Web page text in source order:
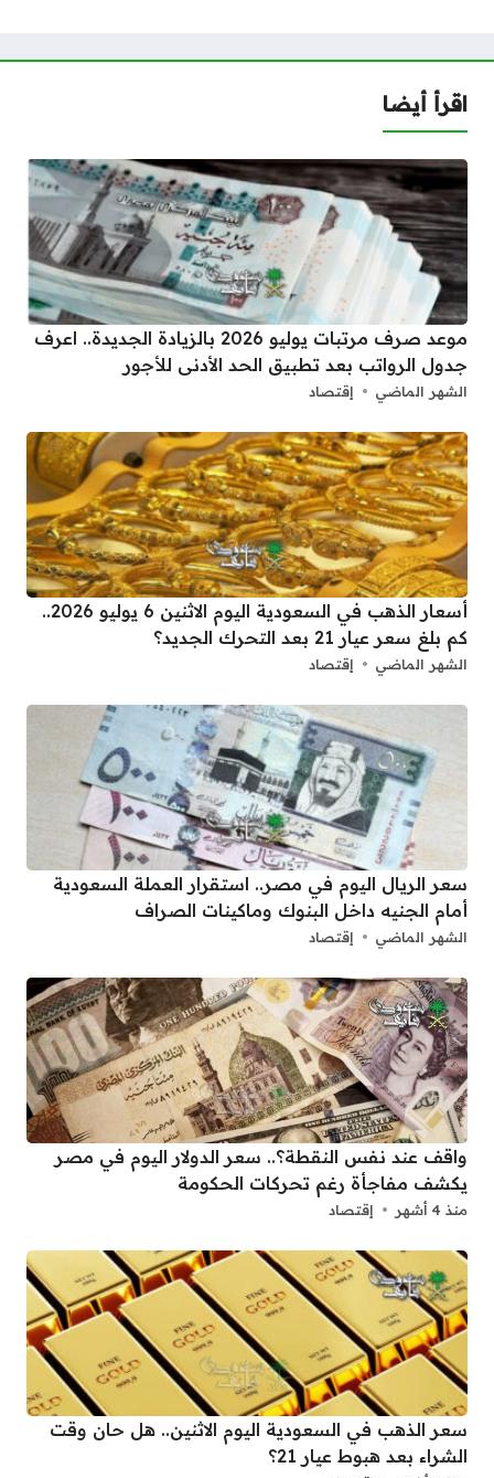
اقرأ أيضا
موعد صرف مرتبات يوليو 2026 بالزيادة الجديدة.. اعرف
جدول الرواتب بعد تطبيق الحد الأدنى للأجور
الشهر الماضي إقتصاد
أسعار الذهب في السعودية اليوم الاثنين 6 يوليو 2026..
كم بلغ سعر عيار 21 بعد التحرك الجديد؟
الشهر الماضي إقتصاد
سعر الريال اليوم في مصر.. استقرار العملة السعودية
أمام الجنيه داخل البنوك وماكينات الصراف
الشهر الماضي إقتصاد
واقف عند نفس النقطة؟.. سعر الدولار اليوم في مصر
يكشف مفاجأة رغم تحركات الحكومة
منذ 4 أشهر إقتصاد
سعر الذهب في السعودية اليوم الاثنين.. هل حان وقت
الشراء بعد هبوط عيار 21؟